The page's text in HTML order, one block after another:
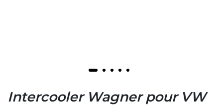
Intercooler Wagner pour VW